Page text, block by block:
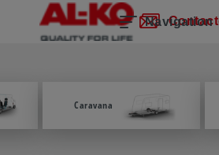
Navigation
Caravana